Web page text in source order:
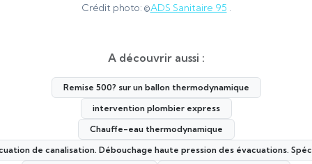
Crédit photo: ©ADS Sanitaire 95 .
A découvrir aussi :
Remise 500? sur un ballon thermodynamique
intervention plombier express
Chauffe-eau thermodynamique
de canalisation. Débouchage haute pression des